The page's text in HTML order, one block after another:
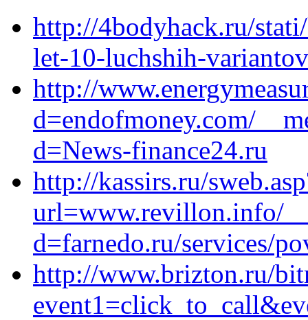
http://4bodyhack.ru/
let-10-luchshih-variantov
http://
d=endofmoney.com/
d=News-finance24.ru
http://kassirs.ru/
url=www.revillon.info/
d=farnedo.ru/services/
http://www.brizton.ru/